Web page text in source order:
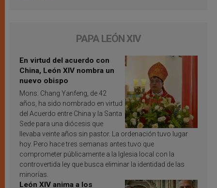
PAPA LEÓN XIV
En virtud del acuerdo con
China, León XIV nombra un
nuevo obispo
Mons. Chang Yanfeng, de 42
años, ha sido nombrado en virtud
del Acuerdo entre China y la Santa
Sede para una diócesis que
llevaba veinte años sin pastor. La ordenación tuvo lugar
hoy. Pero hace tres semanas antes tuvo que
comprometer públicamente a la Iglesia local con la
controvertida ley que busca eliminar la identidad de las
minorías.
León XIV anima a los